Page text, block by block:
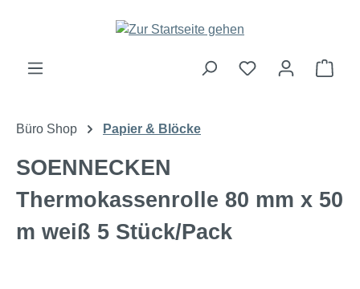
Zum Hauptinhalt springen
Büro Shop Papier & Blöcke
SOENNECKEN
Thermokassenrolle 80 mm x 50
m weiß 5 Stück/Pack